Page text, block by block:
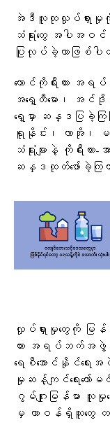
အဲဒီလူထုလှုပ်ရှားမှု
သံရုံးတွေ အပါအဝ
ပြုလုပ်ခဲ့တာဖြစ်ပ
တောင်ကိုရီးယား အရ
အရှေ့တီမော၊ အင်
ရှေ့မှာ ဆန္ဒပြခဲ့ကြ
ရူနိုင်း၊ လာအို၊ မ
သံရုံးများနဲ့ ကိုရီး
ဆန္ဒထုတ်ဖော်ခဲ့ကြ
လှုပ်ရှားမှုတွေကို မြန်
ယား အရပ်ဘက်အ
ရေစီအောင်နိုင်ရေးအ
မှုဆန့်ကျင်ရေးကော်
ဂွမ်ဂျုးမြန်မာ လူ
မှ တာဝန်ရှိသူတွေ တ